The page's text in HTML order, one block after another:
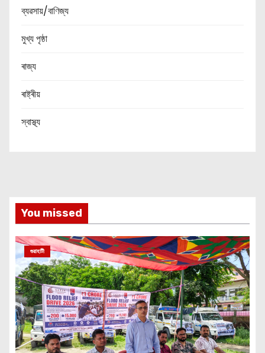
ব্যৱসায়/বাণিজ্য
মুখ্য পৃষ্ঠা
ৰাজ্য
ৰাষ্ট্ৰীয়
স্বাস্থ্য
You missed
গুৱাহাটী